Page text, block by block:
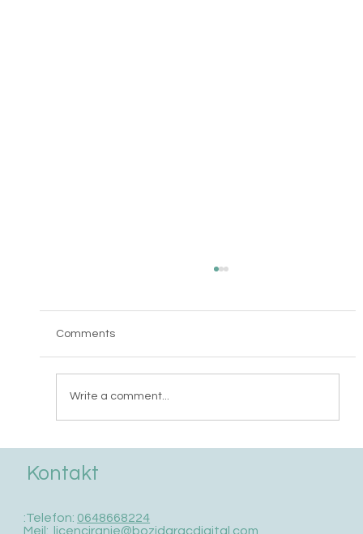
/ auto klime
Comments
Write a comment...
Kontakt
:Telefon: 0648668224
Mejl: licenciranje@bozidaracdigital.com